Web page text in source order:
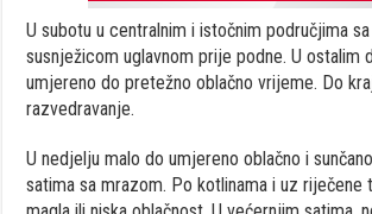
U subotu u centralnim i istočnim područjima
susnježicom uglavnom prije podne. U ostalim
umjereno do pretežno oblačno vrijeme. Do
razvedravanje.
U nedjelju malo do umjereno oblačno i
satima sa mrazom. Po kotlinama i uz riječene